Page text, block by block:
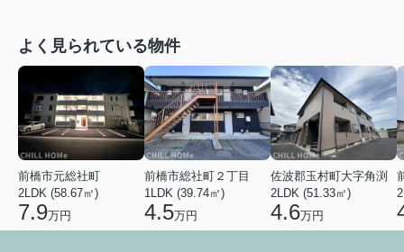
よく見られている物件
前橋市元総社町
2LDK (58.67㎡)
7.9万円
前橋市総社町２丁目
1LDK (39.74㎡)
4.5万円
佐波郡玉村町大字角渕
2LDK (51.33㎡)
4.6万円